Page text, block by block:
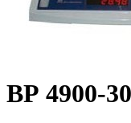
ВР 4900-